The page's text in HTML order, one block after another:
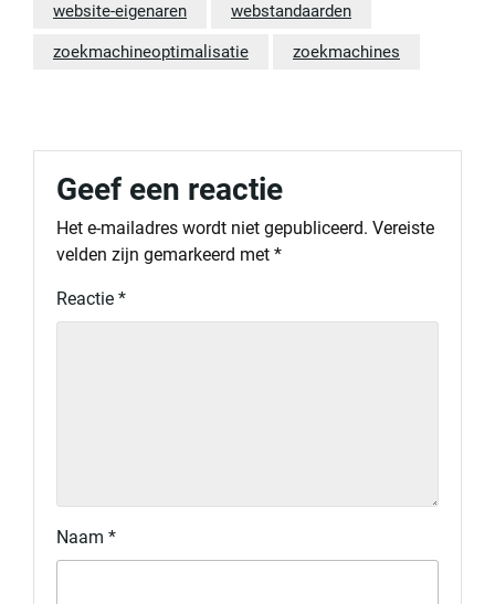
website-eigenaren webstandaarden
zoekmachineoptimalisatie zoekmachines
Geef een reactie
Het e-mailadres wordt niet gepubliceerd. Vereiste
velden zijn gemarkeerd met *
Reactie *
Naam *